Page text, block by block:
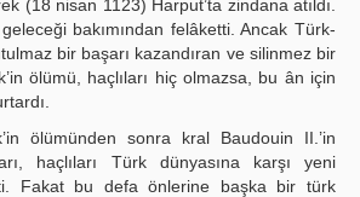
(18 nisan 1123) Harput’ta zindana atıldı.
bakımından felâketti. Ancak Türk-
bir başarı kazandıran ve silinmez bir
ölümü, haçlıları hiç olmazsa, bu ân için
ölümünden sonra kral Baudouin II.’in
haçlıları Türk dünyasına karşı yeni
Fakat bu defa önlerine başka bir türk